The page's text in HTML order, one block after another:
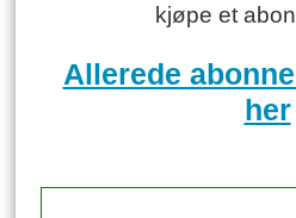
kjøpe et
Allerede
her